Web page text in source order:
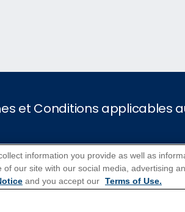
et Conditions applicables
information you provide as well as
our site with our social media, advertising
and you accept our Terms of Use.